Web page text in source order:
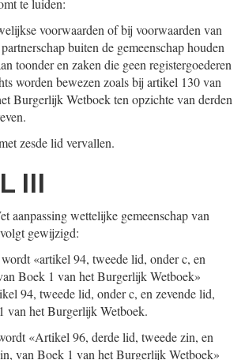
te luiden:
voorwaarden of bij voorwaarden van
buiten de gemeenschap houden
toonder en zaken die geen registergoederen
worden bewezen zoals bij artikel 130 van
Burgerlijk Wetboek ten opzichte van derden
zesde lid vervallen.
III
aanpassing wettelijke gemeenschap van
gewijzigd:
«artikel 94, tweede lid, onder c, en
Boek 1 van het Burgerlijk Wetboek»
94, tweede lid, onder c, en zevende lid,
van het Burgerlijk Wetboek.
«Artikel 96, derde lid, tweede zin, en
van Boek 1 van het Burgerlijk Wetboek»